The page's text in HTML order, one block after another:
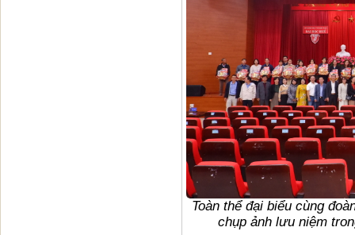
Toàn thể đại biểu cùng
chụp ảnh lưu niệm